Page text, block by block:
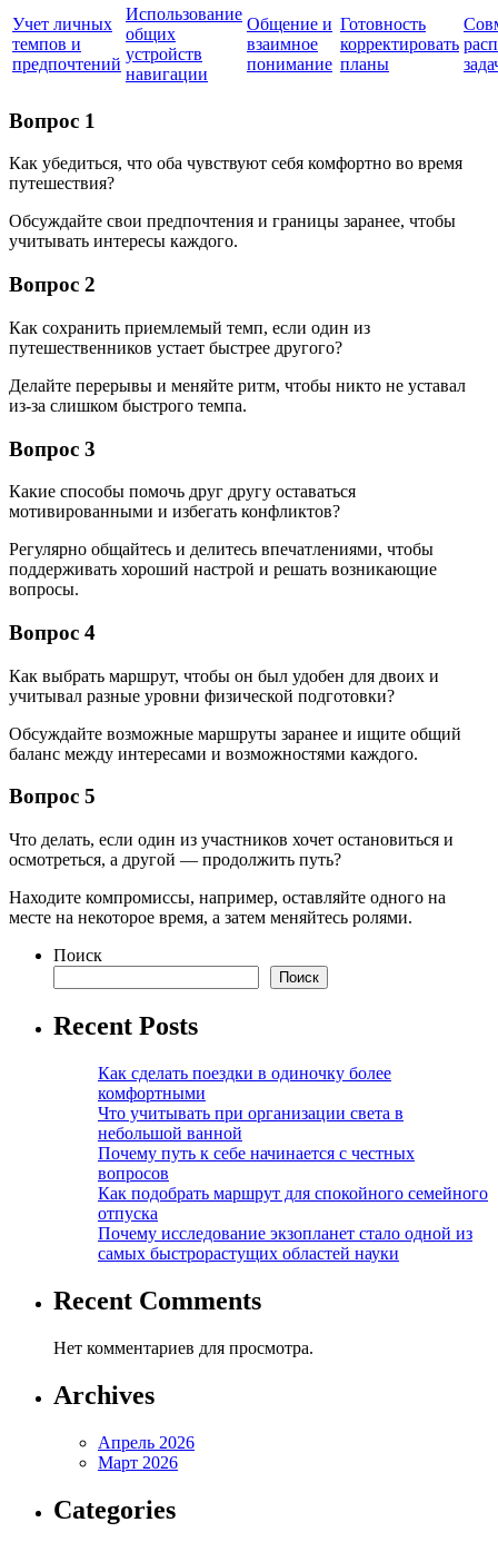
Учет личных
темпов и
предпочтений
Использование
общих
устройств
навигации
Общение и
взаимное
понимание
Готовность
корректировать
планы
Вопрос 1
Как убедиться, что оба чувствуют себя комфортно во время
путешествия?
Обсуждайте свои предпочтения и границы заранее, чтобы
учитывать интересы каждого.
Вопрос 2
Как сохранить приемлемый темп, если один из
путешественников устает быстрее другого?
Делайте перерывы и меняйте ритм, чтобы никто не уставал
из-за слишком быстрого темпа.
Вопрос 3
Какие способы помочь друг другу оставаться
мотивированными и избегать конфликтов?
Регулярно общайтесь и делитесь впечатлениями, чтобы
поддерживать хороший настрой и решать возникающие
вопросы.
Вопрос 4
Как выбрать маршрут, чтобы он был удобен для двоих и
учитывал разные уровни физической подготовки?
Обсуждайте возможные маршруты заранее и ищите общий
баланс между интересами и возможностями каждого.
Вопрос 5
Что делать, если один из участников хочет остановиться и
осмотреться, а другой — продолжить путь?
Находите компромиссы, например, оставляйте одного на
месте на некоторое время, а затем меняйтесь ролями.
Поиск
Поиск
Recent Posts
Как сделать поездки в одиночку более
комфортными
Что учитывать при организации света в
небольшой ванной
Почему путь к себе начинается с честных
вопросов
Как подобрать маршрут для спокойного семейного
отпуска
Почему исследование экзопланет стало одной из
самых быстрорастущих областей науки
Recent Comments
Нет комментариев для просмотра.
Archives
Апрель 2026
Март 2026
Categories